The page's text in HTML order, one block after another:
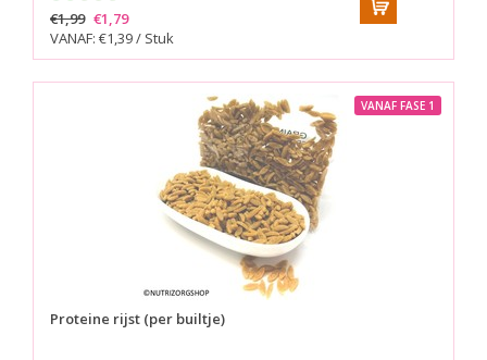
€1,99 €1,79
VANAF: €1,39 / Stuk
VANAF FASE 1
Proteine rijst (per builtje)